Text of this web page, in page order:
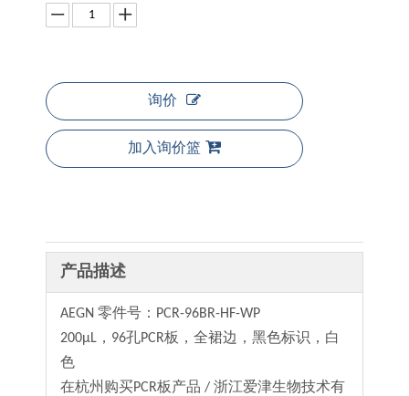
询价
加入询价篮
产品描述
AEGN 零件号：PCR-96BR-HF-WP
200μL，96孔PCR板，全裙边，黑色标识，白
色
在杭州购买PCR板产品 / 浙江爱津生物技术有